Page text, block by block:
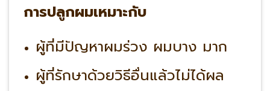
การปลูกผมเหมาะกับ
ผู้ที่มีปัญหาผมร่วง ผมบาง มาก
ผู้ที่รักษาด้วยวิธีอื่นแล้วไม่ได้ผล